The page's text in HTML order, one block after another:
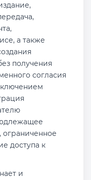
а также
получения
согласия
доступа к
и